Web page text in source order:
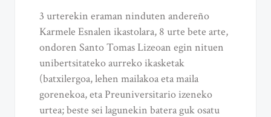
3 urterekin eraman ninduten andereño
Karmele Esnalen ikastolara, 8 urte bete arte,
ondoren Santo Tomas Lizeoan egin nituen
unibertsitateko aurreko ikasketak
(batxilergoa, lehen mailakoa eta maila
gorenekoa, eta Preuniversitario izeneko
urtea; beste sei lagunekin batera guk osatu